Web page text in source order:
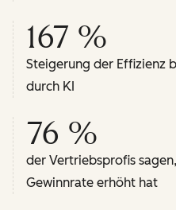
167 %
Steigerung der Effizienz
durch KI
76 %
der Vertriebsprofis
Gewinnrate erhöht hat